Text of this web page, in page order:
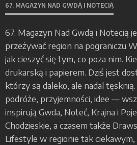
67. MAGAZYN NAD GWDĄ I NOTECIĄ
67. Magazyn Nad Gwdą i Notecią
przeżywać region na pograniczu
jak cieszyć się tym, co poza nim.
drukarską i papierem. Dziś jest
którzy są daleko, ale nadal tęsknią.
podróże, przyjemności, idee —
inspirują Gwda, Noteć, Krajna i
Chodzieskie, a czasem także
Lifestyle w regionie tak